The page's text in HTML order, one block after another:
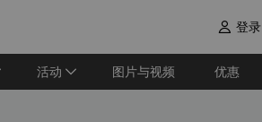
 登录
活动 图片与视频 优惠